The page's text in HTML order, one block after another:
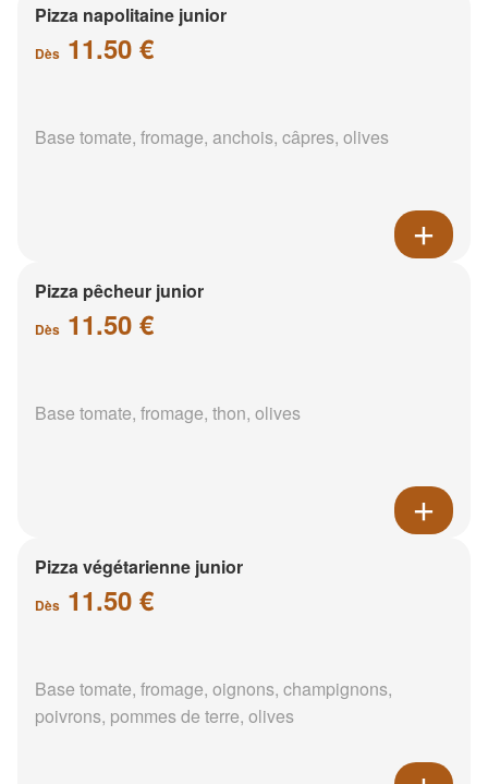
Pizza napolitaine junior
Dès 11.50 €
Base tomate, fromage, anchois, câpres, olives
Pizza pêcheur junior
Dès 11.50 €
Base tomate, fromage, thon, olives
Pizza végétarienne junior
Dès 11.50 €
Base tomate, fromage, oignons, champignons,
poivrons, pommes de terre, olives